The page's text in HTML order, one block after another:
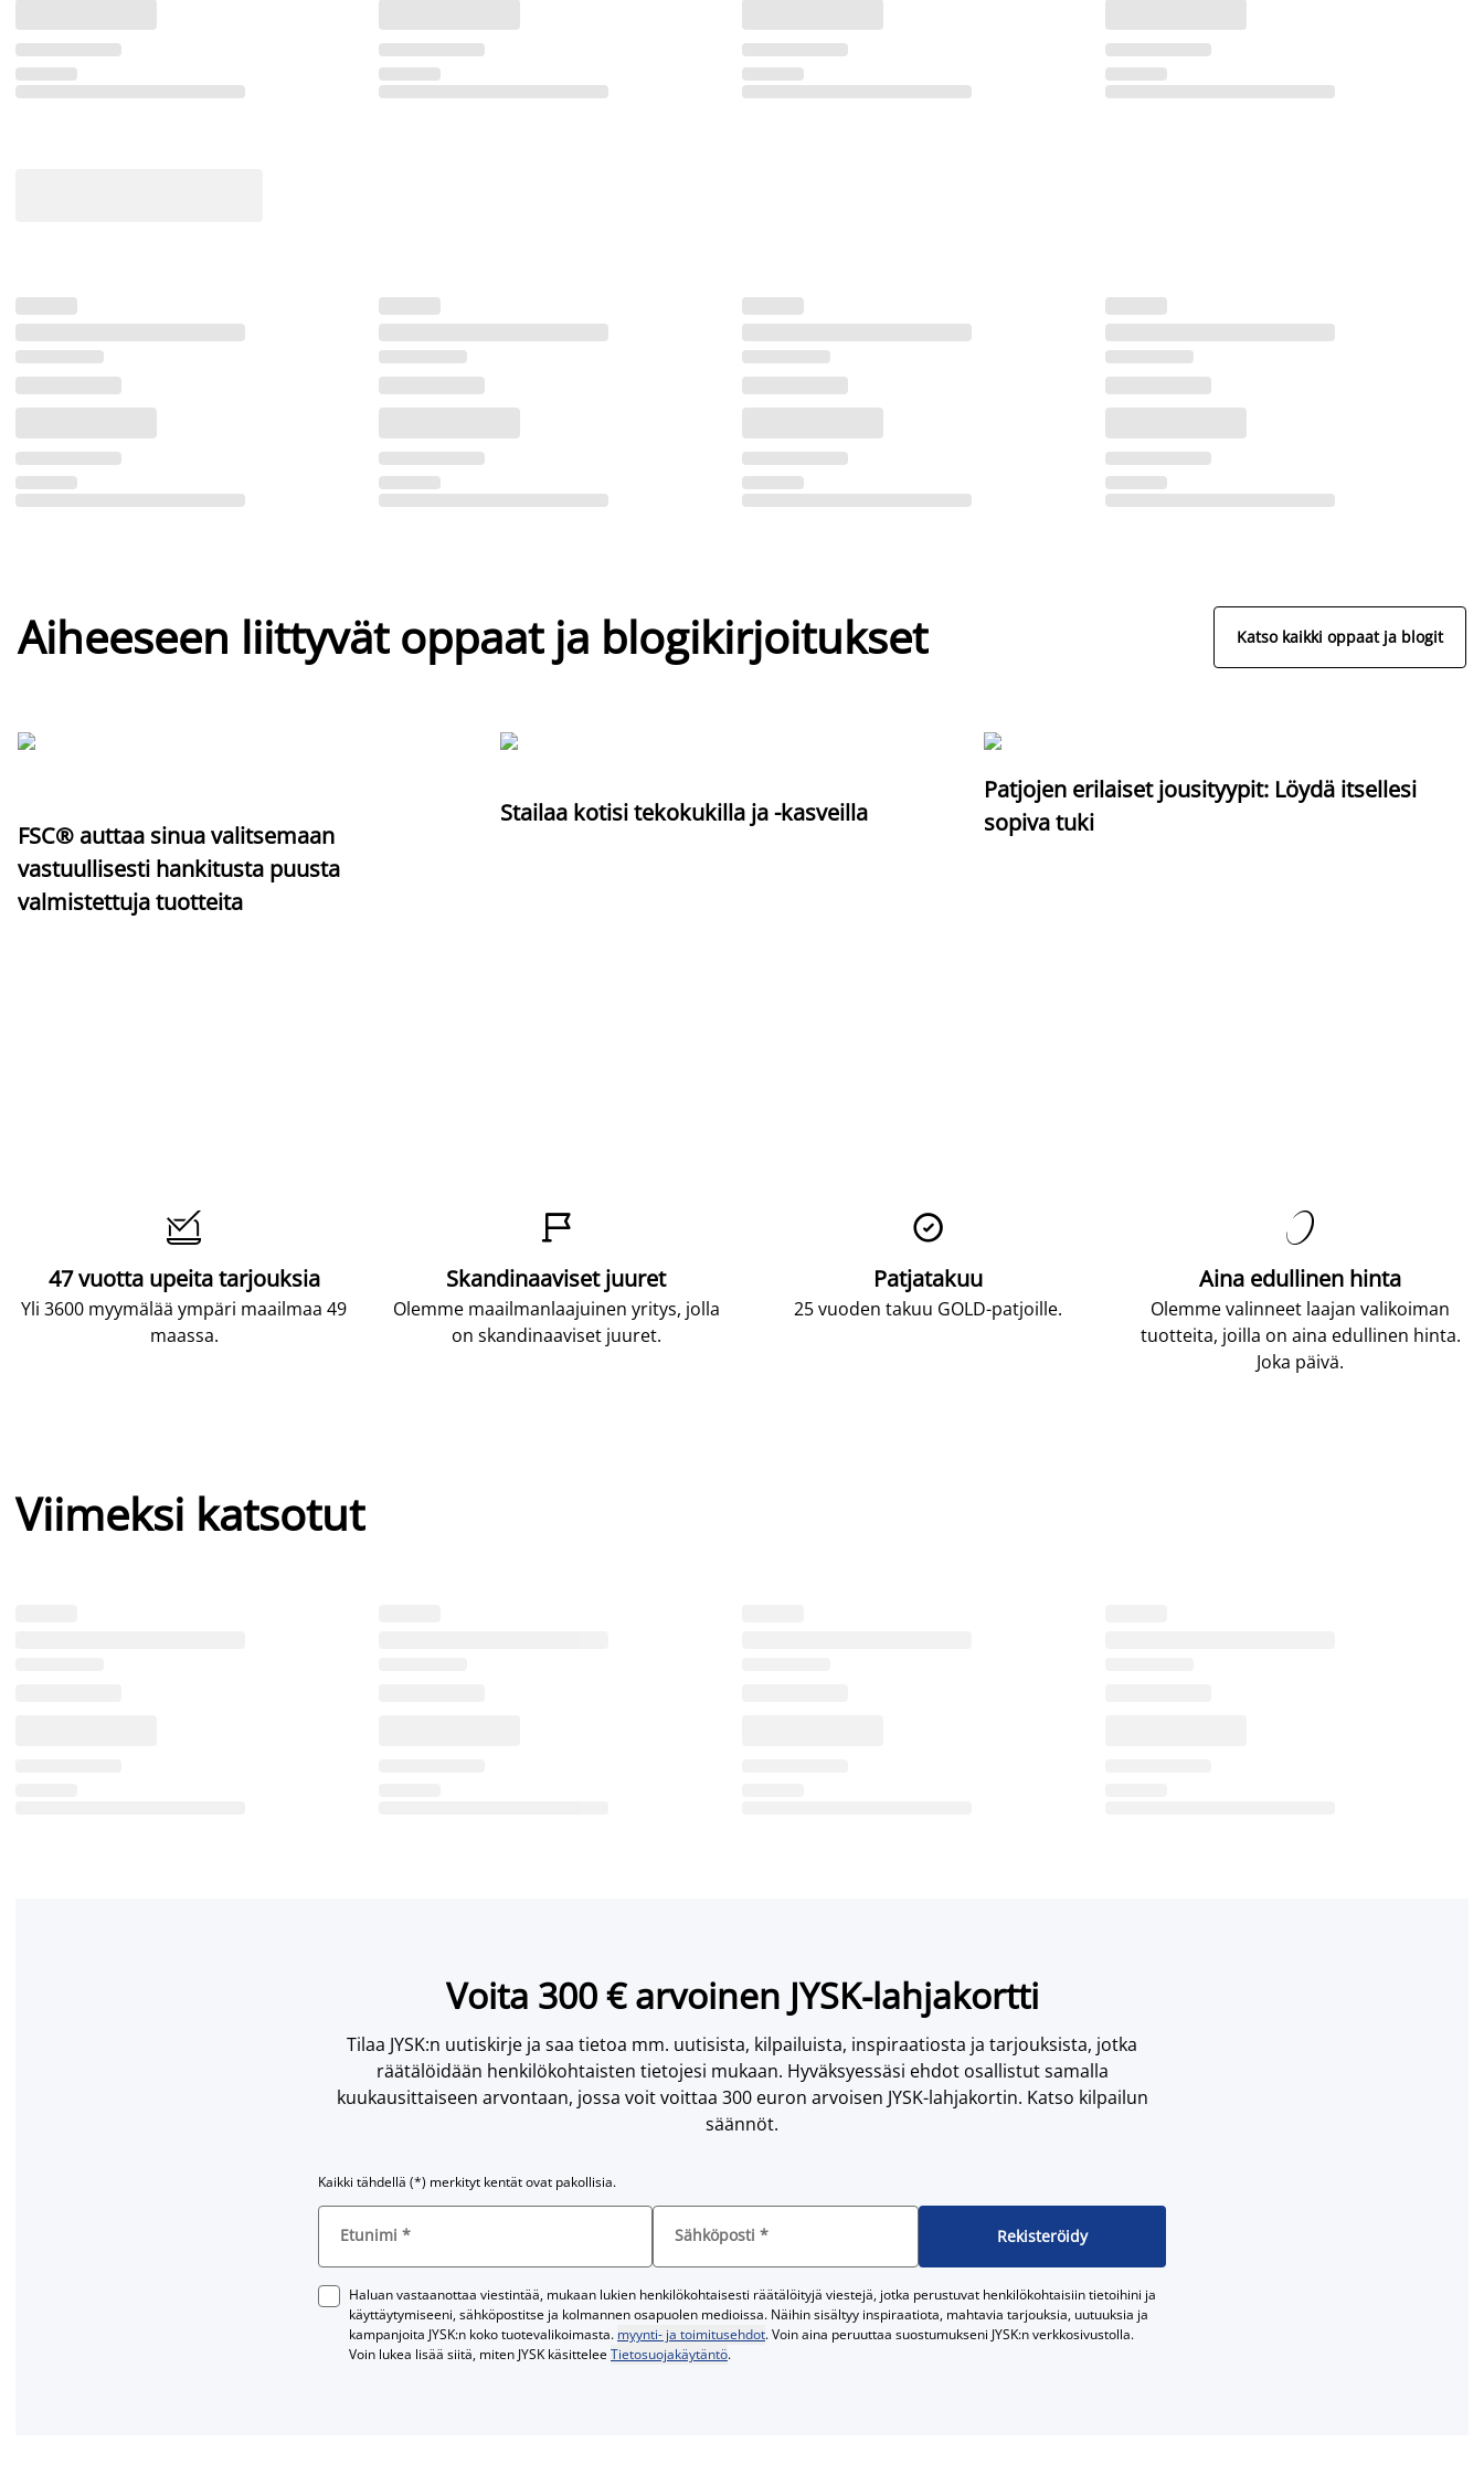
Aiheeseen liittyvät oppaat ja blogikirjoitukset Katso kaikki oppaat ja blogit
FSC® auttaa sinua valitsemaan
vastuullisesti hankitusta puusta
valmistettuja tuotteita
Stailaa kotisi tekokukilla ja -kasveilla
Patjojen erilaiset jousityypit: Löydä itsellesi
sopiva tuki

47 vuotta upeita tarjouksia
Yli 3600 myymälää ympäri maailmaa 49
maassa.

Skandinaaviset juuret
Olemme maailmanlaajuinen yritys, jolla
on skandinaaviset juuret.

Patjatakuu
25 vuoden takuu GOLD-patjoille.

Aina edullinen hinta
Olemme valinneet laajan valikoiman
tuotteita, joilla on aina edullinen hinta.
Joka päivä.
Viimeksi katsotut
Voita 300 € arvoinen JYSK-lahjakortti
Tilaa JYSK:n uutiskirje ja saa tietoa mm. uutisista, kilpailuista, inspiraatiosta ja tarjouksista, jotka
räätälöidään henkilökohtaisten tietojesi mukaan. Hyväksyessäsi ehdot osallistut samalla
kuukausittaiseen arvontaan, jossa voit voittaa 300 euron arvoisen JYSK-lahjakortin. Katso kilpailun
säännöt.
Kaikki tähdellä (*) merkityt kentät ovat pakollisia.
Etunimi * Sähköposti * Rekisteröidy
Haluan vastaanottaa viestintää, mukaan lukien henkilökohtaisesti räätälöityjä viestejä, jotka perustuvat henkilökohtaisiin tietoihini ja
käyttäytymiseeni, sähköpostitse ja kolmannen osapuolen medioissa. Näihin sisältyy inspiraatiota, mahtavia tarjouksia, uutuuksia ja
kampanjoita JYSK:n koko tuotevalikoimasta. myynti- ja toimitusehdot. Voin aina peruuttaa suostumukseni JYSK:n verkkosivustolla.
Voin lukea lisää siitä, miten JYSK käsitteleeTietosuojakäytäntö.